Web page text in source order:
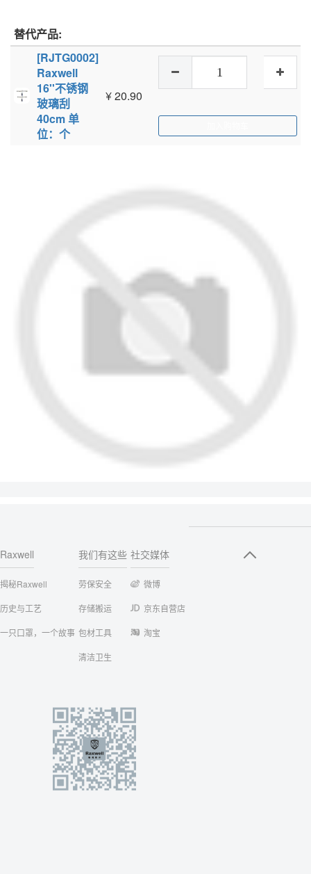
替代产品:
[RJTG0002]
Raxwell
16''不锈钢
玻璃刮
40cm 单
位：个
¥20.90
Raxwell
揭秘Raxwell
历史与工艺
一只口罩，一个故事
我们有这些
劳保安全
存储搬运
包材工具
清洁卫生
社交媒体
微博
京东自营店
淘宝